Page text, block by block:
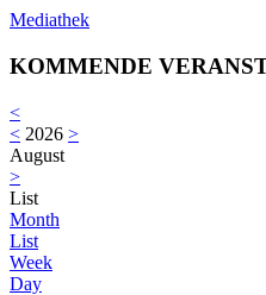
Mediathek
KOMMENDE
<
< 2026 >
August
>
List
Month
List
Week
Day